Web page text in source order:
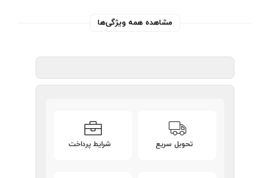
مشاهده همه ویژگی‌ها
تحویل سریع شرایط پرداخت